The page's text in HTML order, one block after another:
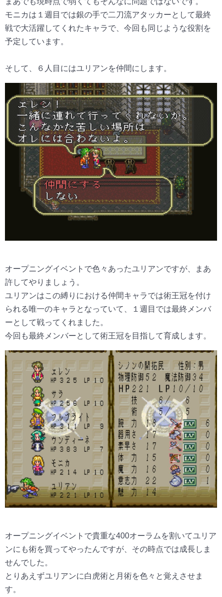
モニカは１週目では銀の手で二刀流アタッカーとして最終
戦で大活躍してくれたキャラで、今回も同じような役割を
予定しています。
そして、６人目にはユリアンを仲間にします。
オープニングイベントで色々あったユリアンですが、まあ
許してやりましょう。
ユリアンはこの縛りにおける仲間キャラでは術王冠を付け
られる唯一のキャラとなっていて、１週目では最終メンバ
ーとして戦ってくれました。
今回も最終メンバーとして術王冠を目指して育成します。
オープニングイベントで貴重な400オーラムを割いてユリア
ンにも術を買ってやったんですが、その時点では成長しま
せんでした。
とりあえずユリアンに白虎術と月術を色々と覚えさせま
す。